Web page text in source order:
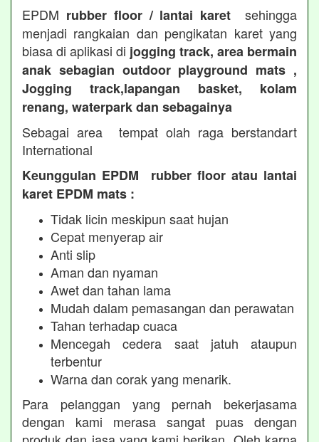
EPDM rubber floor / lantai karet sehingga
menjadi rangkaian dan pengikatan karet yang
biasa di aplikasi di jogging track, area bermain
anak sebagian outdoor playground mats ,
Jogging track,lapangan basket, kolam
renang, waterpark dan sebagainya
Sebagai area tempat olah raga berstandart
International
Keunggulan EPDM rubber floor atau lantai
karet EPDM mats :
Tidak licin meskipun saat hujan
Cepat menyerap air
Anti slip
Aman dan nyaman
Awet dan tahan lama
Mudah dalam pemasangan dan perawatan
Tahan terhadap cuaca
Mencegah cedera saat jatuh ataupun
terbentur
Warna dan corak yang menarik.
Para pelanggan yang pernah bekerjasama
dengan kami merasa sangat puas dengan